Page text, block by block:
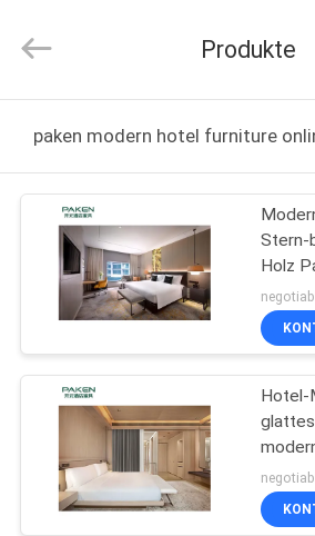
PRODUKTE
ÜBER
UNS
FABRIK-
AUSFLUG
Ltd..
Reserved.
Produkte
paken modern hotel furniture
Holz
Hotel-
glattes